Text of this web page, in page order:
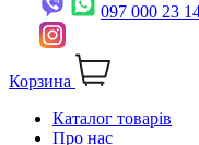
097 000 23
Корзина
Каталог товарів
Про нас